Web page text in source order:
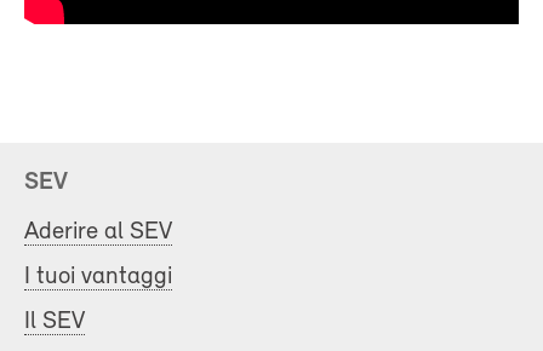
SEV
Aderire al SEV
I tuoi vantaggi
Il SEV